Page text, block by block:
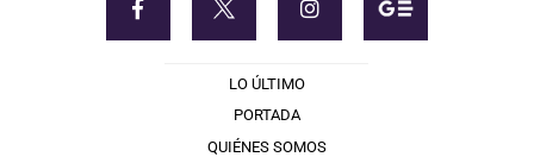
LO ÚLTIMO
PORTADA
QUIÉNES SOMOS